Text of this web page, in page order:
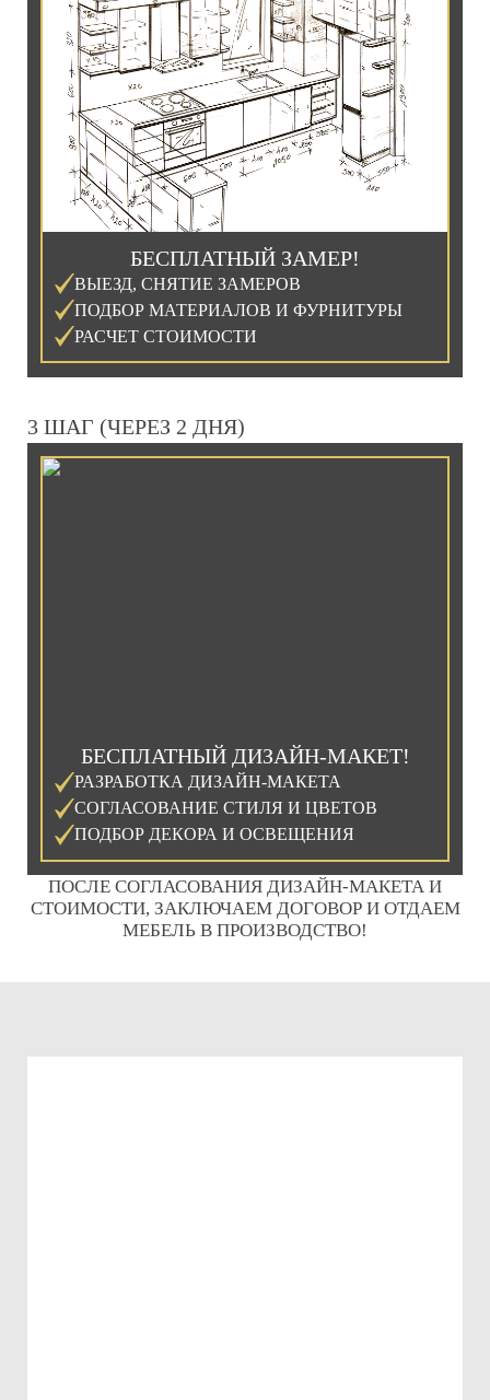
БЕСПЛАТНЫЙ ЗАМЕР!
ВЫЕЗД, СНЯТИЕ ЗАМЕРОВ
ПОДБОР МАТЕРИАЛОВ И ФУРНИТУРЫ
РАСЧЕТ СТОИМОСТИ
3 ШАГ (ЧЕРЕЗ 2 ДНЯ)
БЕСПЛАТНЫЙ ДИЗАЙН-МАКЕТ!
РАЗРАБОТКА ДИЗАЙН-МАКЕТА
СОГЛАСОВАНИЕ СТИЛЯ И ЦВЕТОВ
ПОДБОР ДЕКОРА И ОСВЕЩЕНИЯ
ПОСЛЕ СОГЛАСОВАНИЯ ДИЗАЙН-МАКЕТА И
СТОИМОСТИ, ЗАКЛЮЧАЕМ ДОГОВОР И ОТДАЕМ
МЕБЕЛЬ В ПРОИЗВОДСТВО!